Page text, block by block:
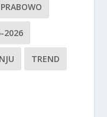
2026
TREND